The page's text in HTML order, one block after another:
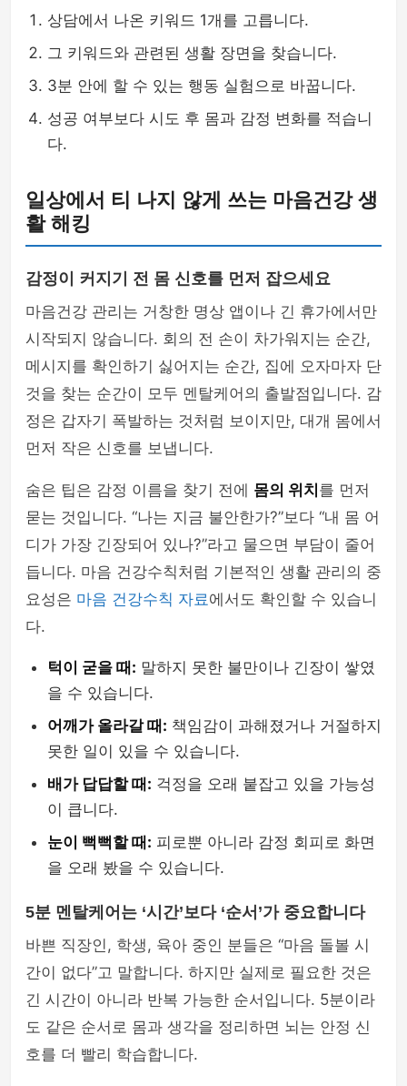
상담에서 나온 키워드 1개를 고릅니다.
그 키워드와 관련된 생활 장면을 찾습니다.
3분 안에 할 수 있는 행동 실험으로 바꿉니다.
성공 여부보다 시도 후 몸과 감정 변화를 적습니
다.
일상에서 티 나지 않게 쓰는 마음건강 생
활 해킹
감정이 커지기 전 몸 신호를 먼저 잡으세요
마음건강 관리는 거창한 명상 앱이나 긴 휴가에서만
시작되지 않습니다. 회의 전 손이 차가워지는 순간,
메시지를 확인하기 싫어지는 순간, 집에 오자마자 단
것을 찾는 순간이 모두 멘탈케어의 출발점입니다. 감
정은 갑자기 폭발하는 것처럼 보이지만, 대개 몸에서
먼저 작은 신호를 보냅니다.
숨은 팁은 감정 이름을 찾기 전에 몸의 위치 를 먼저
묻는 것입니다. “나는 지금 불안한가?”보다 “내 몸 어
디가 가장 긴장되어 있나?”라고 물으면 부담이 줄어
듭니다. 마음 건강수칙처럼 기본적인 생활 관리의 중
요성은 마음 건강수칙 자료에서도 확인할 수 있습니
다.
턱이 굳을 때: 말하지 못한 불만이나 긴장이 쌓였
을 수 있습니다.
어깨가 올라갈 때: 책임감이 과해졌거나 거절하지
못한 일이 있을 수 있습니다.
배가 답답할 때: 걱정을 오래 붙잡고 있을 가능성
이 큽니다.
눈이 뻑뻑할 때: 피로뿐 아니라 감정 회피로 화면
을 오래 봤을 수 있습니다.
5분 멘탈케어는 ‘시간’보다 ‘순서’가 중요합니다
바쁜 직장인, 학생, 육아 중인 분들은 “마음 돌볼 시
간이 없다”고 말합니다. 하지만 실제로 필요한 것은
긴 시간이 아니라 반복 가능한 순서입니다. 5분이라
도 같은 순서로 몸과 생각을 정리하면 뇌는 안정 신
호를 더 빨리 학습합니다.